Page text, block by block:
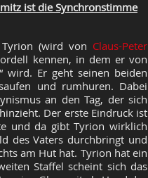
ist die Synchronstimme
(wird von Claus-Peter
kennen, in dem er von
wird. Er geht seinen beiden
und rumhuren. Dabei
an den Tag, der sich
Der erste Eindruck ist
und da gibt Tyrion wirklich
des Vaters durchbringt und
am Hut hat. Tyrion hat ein
Staffel scheint sich das